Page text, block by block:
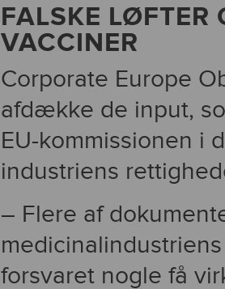
FALSKE LØFTER
VACCINER
Corporate Europe
afdække de input,
EU-kommissionen i
industriens
– Flere af
forsvaret nogle få